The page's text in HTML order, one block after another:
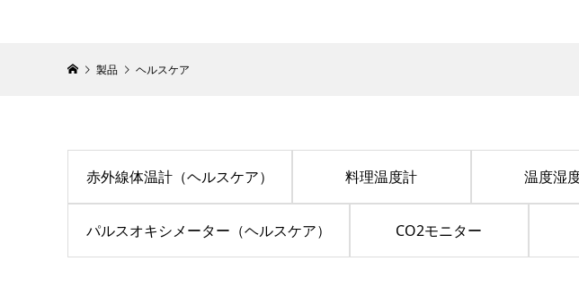
製品 ヘルスケア
赤外線体温計（ヘルスケア） 料理温度計 温度湿
パルスオキシメーター（ヘルスケア） CO2モニター